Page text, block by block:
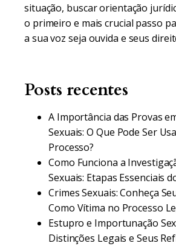
situação, buscar orientação
o primeiro e mais crucial passo
a sua voz seja ouvida e seus
Posts recentes
A Importância das Provas
Sexuais: O Que Pode Ser
Processo?
Como Funciona a
Sexuais: Etapas Essenciais
Crimes Sexuais: Conheça
Como Vítima no Processo
Estupro e Importunação
Distinções Legais e Seus